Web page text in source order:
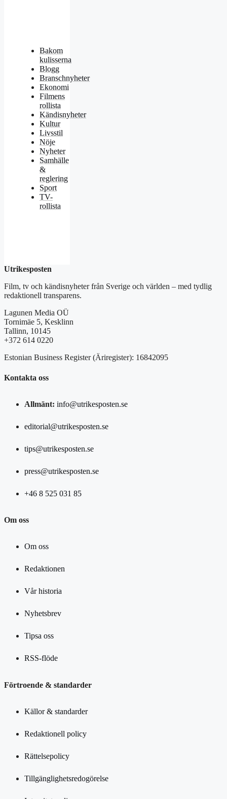
Bakom
kulisserna
Blogg
Branschnyheter
Ekonomi
Filmens
rollista
Kändisnyheter
Kultur
Livsstil
Nöje
Nyheter
Samhälle
&
reglering
Sport
TV-
rollista
Utrikesposten
Film, tv och kändisnyheter från Sverige och världen – med tydlig
redaktionell transparens.
Lagunen Media OÜ
Tornimäe 5, Kesklinn
Tallinn, 10145
+372 614 0220
Estonian Business Register (Äriregister): 16842095
Kontakta oss
Allmänt: info@utrikesposten.se
editorial@utrikesposten.se
tips@utrikesposten.se
press@utrikesposten.se
+46 8 525 031 85
Om oss
Om oss
Redaktionen
Vår historia
Nyhetsbrev
Tipsa oss
RSS-flöde
Förtroende & standarder
Källor & standarder
Redaktionell policy
Rättelsepolicy
Tillgänglighetsredogörelse